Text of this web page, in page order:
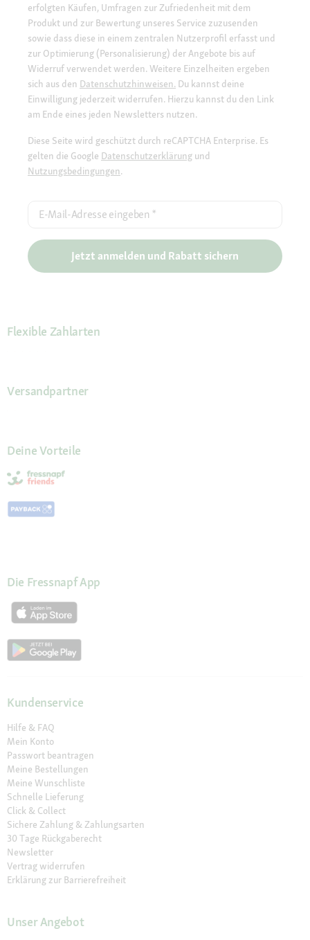
erfolgten Käufen, Umfragen zur Zufriedenheit mit dem
Produkt und zur Bewertung unseres Service zuzusenden
sowie dass diese in einem zentralen Nutzerprofil erfasst und
zur Optimierung (Personalisierung) der Angebote bis auf
Widerruf verwendet werden. Weitere Einzelheiten ergeben
sich aus den Datenschutzhinweisen. Du kannst deine
Einwilligung jederzeit widerrufen. Hierzu kannst du den Link
am Ende eines jeden Newsletters nutzen.
Diese Seite wird geschützt durch reCAPTCHA Enterprise. Es
gelten die Google Datenschutzerklärung und
Nutzungsbedingungen.
E-Mail-Adresse eingeben *
Jetzt anmelden und Rabatt sichern
Flexible Zahlarten
Versandpartner
Deine Vorteile
Die Fressnapf App
Kundenservice
Hilfe & FAQ
Mein Konto
Passwort beantragen
Meine Bestellungen
Meine Wunschliste
Schnelle Lieferung
Click & Collect
Sichere Zahlung & Zahlungsarten
30 Tage Rückgaberecht
Newsletter
Vertrag widerrufen
Erklärung zur Barrierefreiheit
Unser Angebot